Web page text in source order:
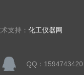
支持： 化工仪器网
QQ：1594743420